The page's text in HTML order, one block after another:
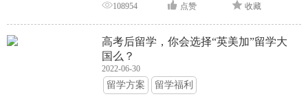
108954 点赞 收藏
高考后留学，你会选择“英美加”留学大
国么？
2022-06-30
留学方案 留学福利